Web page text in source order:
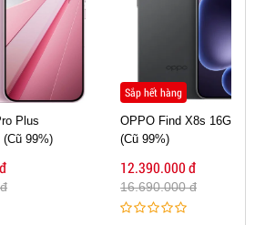
Sắp hết hàng
OPPO Find X8s 16GB|512GB
12.390.000 đ
16.690.000 đ